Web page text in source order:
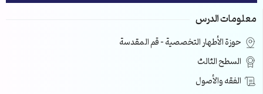
معلومات الدرس
حوزة الأطهار التخصصية – قم المقدسة
السطح الثالث
الفقه والأصول